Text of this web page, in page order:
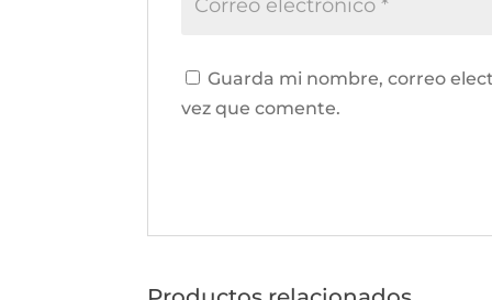
Guarda mi nombre, correo
vez que comente.